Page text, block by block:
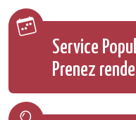
Service
Prenez